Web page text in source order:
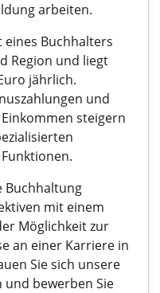
arbeiten.
Buchhalters
Region und liegt
jährlich.
und
steigern
Buchhaltung
mit einem
Möglichkeit zur
an einer Karriere in
Sie sich unsere
bewerben Sie